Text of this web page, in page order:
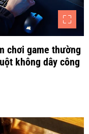
chơi game thường
không dây công